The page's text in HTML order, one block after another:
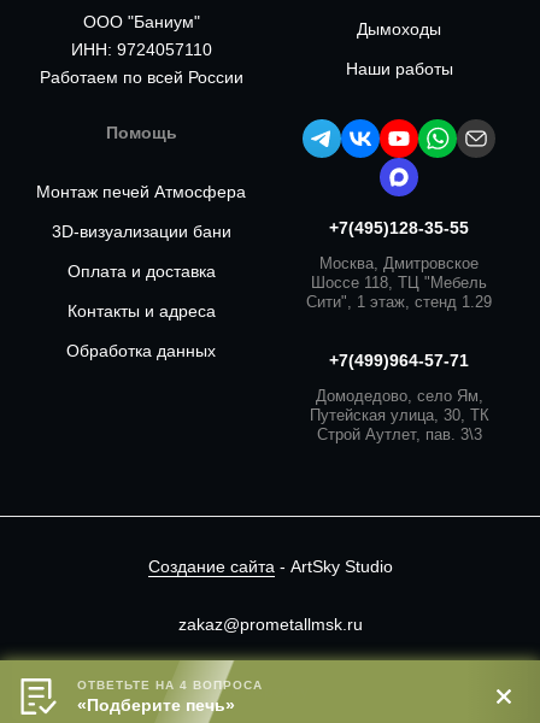
В корзину
ООО "Баниум"
ИНН: 9724057110
Работаем по всей России
Дымоходы
Наши работы
Помощь
Монтаж печей Атмосфера
3D-визуализации бани
Оплата и доставка
Контакты и адреса
Обработка данных
+7(495)128-35-55
Москва, Дмитровское
Шоссе 118, ТЦ "Мебель
Сити", 1 этаж, стенд 1.29
+7(499)964-57-71
Домодедово, село Ям,
Путейская улица, 30, ТК
Строй Аутлет, пав. 3\3
Создание сайта - ArtSky Studio
zakaz@prometallmsk.ru
Сайт носит информационный характер.
ОТВЕТЬТЕ НА 4 ВОПРОСА
«Подберите печь»